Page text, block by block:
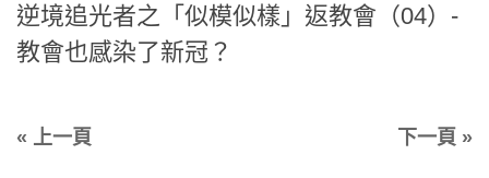
逆境追光者之「似模似樣」返教會（04）-
教會也感染了新冠？
« 上一頁 下一頁 »